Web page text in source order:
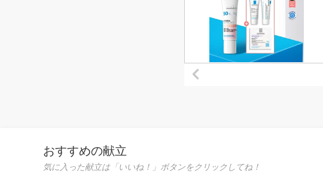
おすすめの献立
気に入った献立は「いいね！」ボタンをクリックしてね！